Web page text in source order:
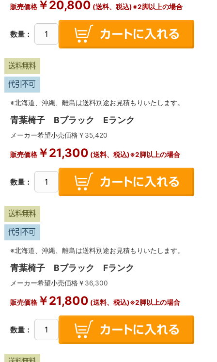
販売価格￥20,800 (送料、税込)※2脚以上の場合
数量：
※北海道、沖縄、離島は送料別途お見積もりいたします。
青葉椅子 Bブラック Eランク
メーカー希望小売価格￥ 35,420
販売価格￥21,300 (送料、税込)※2脚以上の場合
数量：
※北海道、沖縄、離島は送料別途お見積もりいたします。
青葉椅子 Bブラック Fランク
メーカー希望小売価格￥ 36,300
販売価格￥21,800 (送料、税込)※2脚以上の場合
数量：